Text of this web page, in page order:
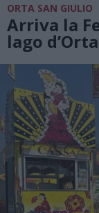
ORTA SAN GIULIO
Arriva la
lago